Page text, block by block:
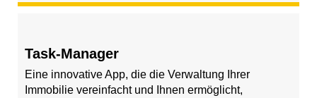
Task-Manager
Eine innovative App, die die Verwaltung Ihrer
Immobilie vereinfacht und Ihnen ermöglicht,